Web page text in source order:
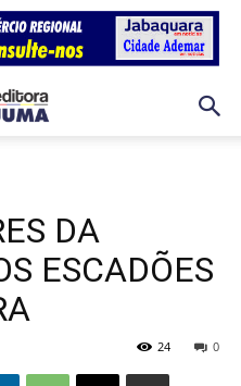
DA
ESCADÕES
0
24